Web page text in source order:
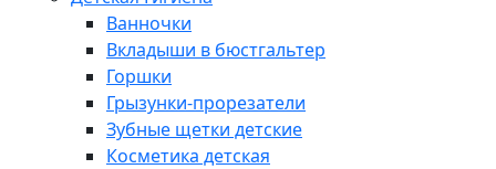
Ванночки
Вкладыши в бюстгальтер
Горшки
Грызунки-прорезатели
Зубные щетки детские
Косметика детская